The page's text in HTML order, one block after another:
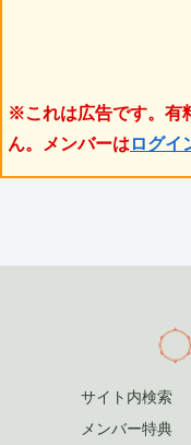
※これは広告です。有
ん。メンバーは ログイ
サイト内検索
メンバー特典